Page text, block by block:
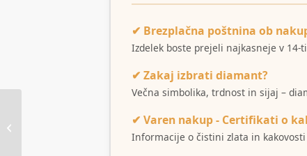
✔ Brezplačna poštnina ob
Izdelek boste prejeli najkasneje v
✔ Zakaj izbrati diamant?
Večna simbolika, trdnost in sijaj –
✔ Varen nakup - Certifikati o
Informacije o čistini zlata in